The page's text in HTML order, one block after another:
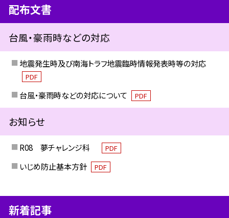
配布文書
台風・豪雨時などの対応
地震発生時及び南海トラフ地震臨時情報発表時等の対応
PDF
台風・豪雨時などの対応について PDF
お知らせ
R08 夢チャレンジ科 PDF
いじめ防止基本方針 PDF
新着記事